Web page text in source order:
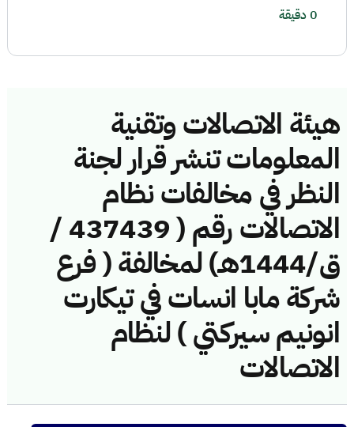
هيئة الاتصالات وتقنية
المعلومات تنشر قرار لجنة
النظر في مخالفات نظام
الاتصالات رقم ( 437439 /
ق/1444هـ) لمخالفة ( فرع
شركة مابا انسات في تيكارت
انونيم سيركتي ) لنظام
الاتصالات
0 دقيقة